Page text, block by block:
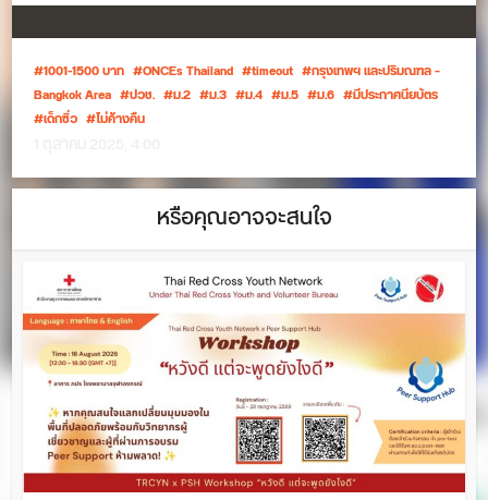
1001-1500 บาท ONCEs Thailand timeout
กรุงเทพฯ และปริมณฑล –
Bangkok Area
ปวช. ม.2 ม.3 ม.4 ม.5 ม.6
มีประกาศนียบัตร
เด็กซิ่ว
ไม่ค้างคืน
หรือคุณอาจจะสนใจ